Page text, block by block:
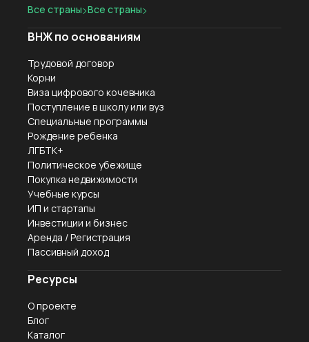
Все страны Все страны
ВНЖ по основаниям
Трудовой договор
Корни
Виза цифрового кочевника
Поступление в школу или вуз
Специальные программы
Рождение ребенка
ЛГБТК+
Политическое убежище
Покупка недвижимости
Учебные курсы
ИП и стартапы
Инвестиции и бизнес
Аренда / Регистрация
Пассивный доход
Ресурсы
О проекте
Блог
Каталог